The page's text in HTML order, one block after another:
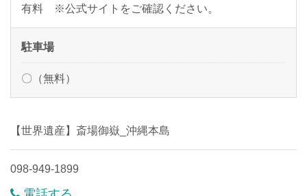
有料 ※公式サイトをご確認ください。
駐車場
〇（無料）
【世界遺産】斎場御嶽_沖縄本島
098-949-1899